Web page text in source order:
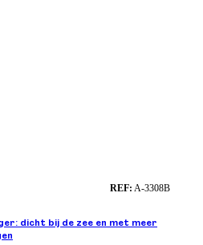
REF: A-3308B
dicht bij de zee en met meer